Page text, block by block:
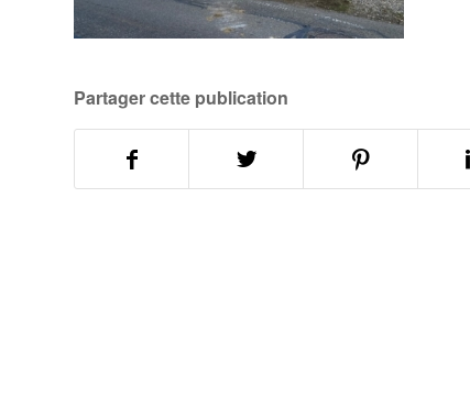
Partager cette publication